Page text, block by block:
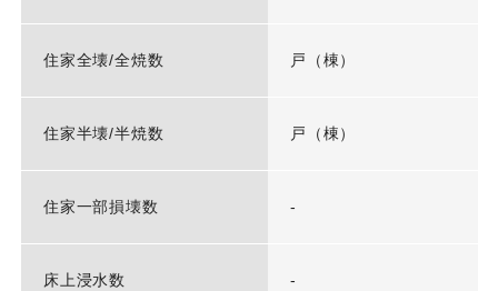
住家全壊/全焼数 戸（棟）
住家半壊/半焼数 戸（棟）
住家一部損壊数 -
床上浸水数 -